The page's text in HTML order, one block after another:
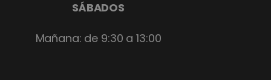
SÁBADOS
Mañana: de 9:30 a 13:00